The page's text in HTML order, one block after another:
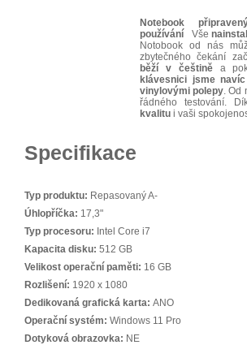
Notebook
používání Vše
Notobook od nás
zbytečného čekání
běží v češtiněa
klávesnici jsme
vinylovými polepy. Od
řádného testování.
kvalitu i vaši
Specifikace
Typ produktu: Repasovaný A-
Úhlopříčka: 17,3"
Typ procesoru: Intel Core i7
Kapacita disku: 512 GB
Velikost operační paměti: 16 GB
Rozlišení: 1920 x 1080
Dedikovaná grafická karta: ANO
Operační systém: Windows 11 Pro
Dotyková obrazovka: NE